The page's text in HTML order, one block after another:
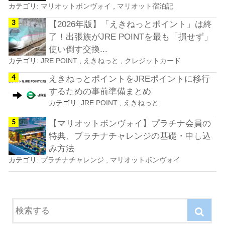
カテゴリ: マリオットボンヴォイ マリオット宿泊記
【2026年版】「えきねっとポイント」は終
了！出張族がJRE POINTを最も「損せず」
使い倒す交換...
カテゴリ:JRE POINT えきねっと クレジットカード
えきねっとポイントをJREポイントに移行
するための事前準備まとめ
カテゴリ:JRE POINT えきねっと
【マリオットボンヴォイ】プラチナ会員の
特典、プラチナチャレンジの基礎・申し込
み方法
カテゴリ: プラチナチャレンジ マリオットボンヴォイ